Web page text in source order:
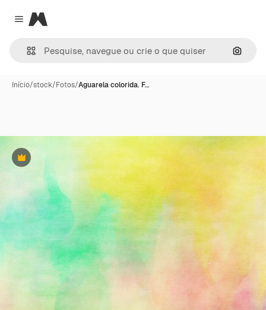
Close menu
Magnific
Início/stock/Fotos/Aguarela colorida. F…
Premium